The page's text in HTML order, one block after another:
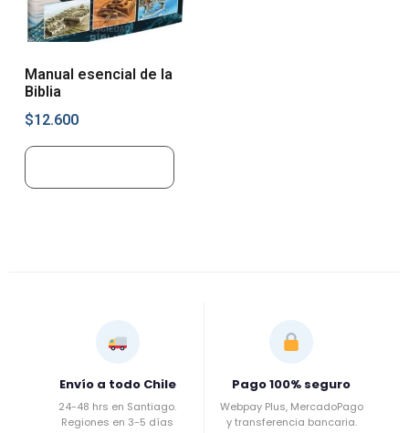
Manual esencial de la
Biblia
$12.600
Envío a todo Chile
24-48 hrs en Santiago.
Regiones en 3-5 días
Pago 100% seguro
Webpay Plus, MercadoPago
y transferencia bancaria.